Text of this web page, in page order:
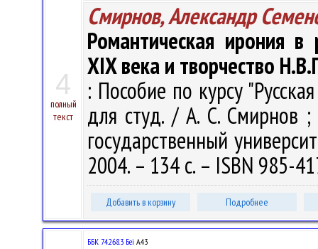
4
полный
текст
Смирнов, Александр
Романтическая ирония в
XIX века и творчество
: Пособие по курсу
для студ. / А. С. Смирнов ;
государственный
2004. – 134 с. – ISBN 985-
Добавить в корзину Подробнее
ББК 74.268.3 Беі А43